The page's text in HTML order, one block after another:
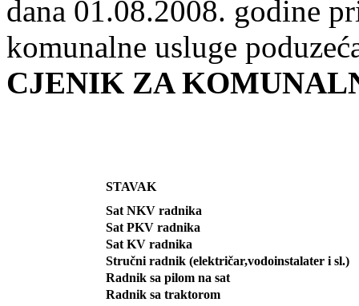
dana 01.08.2008. godine
komunalne usluge
CJENIK ZA
STAVAK
Sat NKV radnika
Sat PKV radnika
Sat KV radnika
Stručni radnik (električar,vodoinstalater i sl.)
Radnik sa pilom na sat
Radnik sa traktorom